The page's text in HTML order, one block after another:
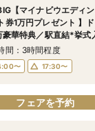
間：3時間程度
〜
フェアを予約
〜
フェアを予約
〜 17:30〜
フェアを予約
【マイナビウエディ
券1万円プレゼント 】
豪華特典／駅直結*挙式
場見学
間：3時間程度
〜 17:30〜
フェアを予約